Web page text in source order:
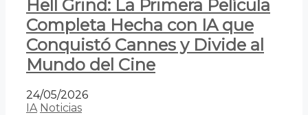
Hell Grind: La Primera Película
Completa Hecha con IA que
Conquistó Cannes y Divide al
Mundo del Cine
24/05/2026
IA Noticias